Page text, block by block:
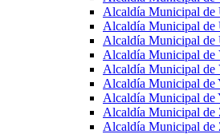
Alcaldía Municipal de
Alcaldía Municipal de
Alcaldía Municipal de
Alcaldía Municipal de
Alcaldía Municipal de
Alcaldía Municipal de
Alcaldía Municipal de
Alcaldía Municipal de
Alcaldía Municipal de